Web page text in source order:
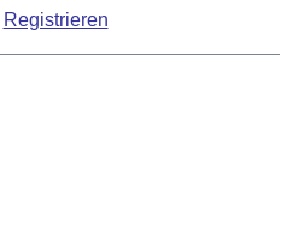
Registrieren